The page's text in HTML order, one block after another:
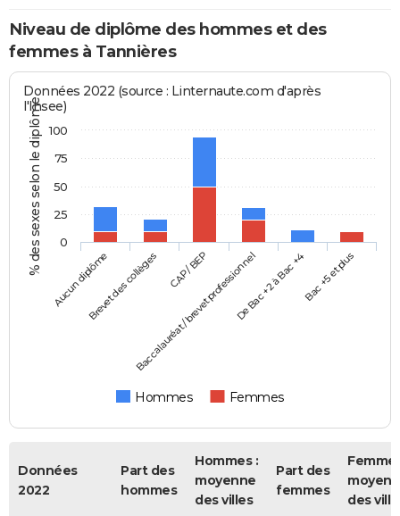
Niveau de diplôme des hommes et des
femmes à Tannières
% des sexes selon le diplôme
Données 2022 (source : Linternaute.com d'après
l'Insee)
Hommes Femmes
Aucun diplômeBrevet des collèges CAP / BEP
Baccalauréat / brevet professionnelDe Bac +2 à Bac +4Bac +5 et plus
0
25
50
75
100
Données
2022
Part des
hommes
Hommes :
moyenne
des villes
Part des
femmes
des